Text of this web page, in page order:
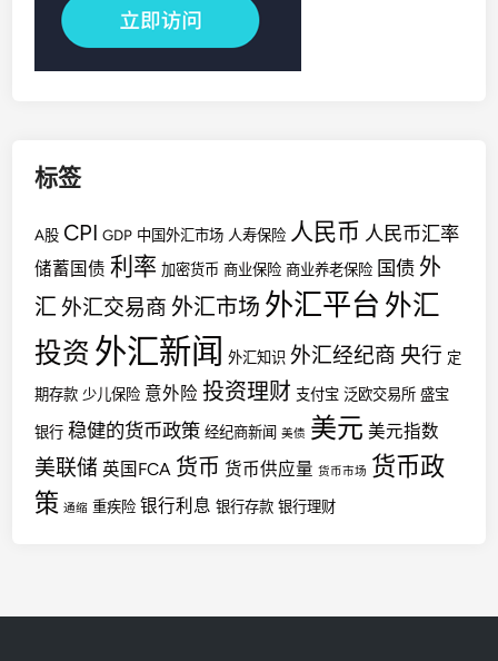
标签
A股 CPI GDP 中国外汇市场 人寿保险 人民币 人民币汇率
储蓄国债 利率 加密货币 商业保险 商业养老保险 国债 外
汇 外汇交易商 外汇市场 外汇平台 外汇
投资 外汇新闻 外汇知识 外汇经纪商 央行 定
期存款 少儿保险 意外险 投资理财 支付宝 泛欧交易所 盛宝
银行 稳健的货币政策 经纪商新闻 美债 美元 美元指数
美联储 英国FCA 货币 货币供应量 货币市场 货币政
策 通缩 重疾险 银行利息 银行存款 银行理财